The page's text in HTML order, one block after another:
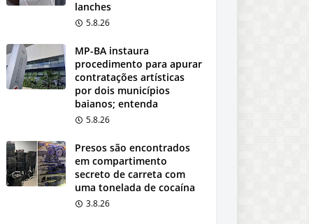
lanches
5.8.26
MP-BA instaura
procedimento para apurar
contratações artísticas
por dois municípios
baianos; entenda
5.8.26
Presos são encontrados
em compartimento
secreto de carreta com
uma tonelada de cocaína
3.8.26